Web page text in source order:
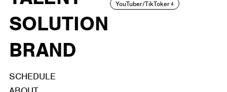
SOLUTION
BRAND
YouTuber/TikToker4
SCHEDULE